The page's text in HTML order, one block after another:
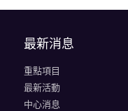
最新消息
重點項目
最新活動
中心消息